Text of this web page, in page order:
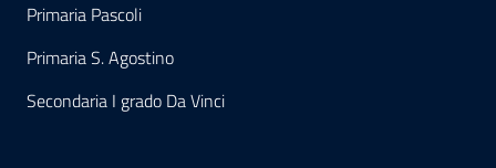
Primaria Pascoli
Primaria S. Agostino
Secondaria I grado Da Vinci